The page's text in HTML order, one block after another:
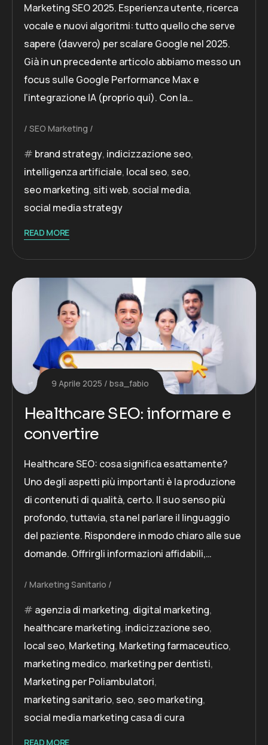
Marketing SEO 2025. Esperienza utente, ricerca
vocale e nuovi algoritmi: tutto quello che serve
sapere (davvero) per scalare Google nel 2025.
Già in un precedente articolo abbiamo messo un
focus sulle Google Performance Max e
l’integrazione IA (proprio qui). Con la…
SEO Marketing
brand strategy, indicizzazione seo,
intelligenza artificiale, local seo, seo,
seo marketing, siti web, social media,
social media strategy
READ MORE
9 Aprile 2025 bsa_fabio
Healthcare SEO: informare e
convertire
Healthcare SEO: cosa significa esattamente?
Uno degli aspetti più importanti è la produzione
di contenuti di qualità, certo. Il suo senso più
profondo, tuttavia, sta nel parlare il linguaggio
del paziente. Rispondere in modo chiaro alle sue
domande. Offrirgli informazioni affidabili,…
Marketing Sanitario
agenzia di marketing, digital marketing,
healthcare marketing, indicizzazione seo,
local seo, Marketing, Marketing farmaceutico,
marketing medico, marketing per dentisti,
Marketing per Poliambulatori,
marketing sanitario, seo, seo marketing,
social media marketing casa di cura
READ MORE